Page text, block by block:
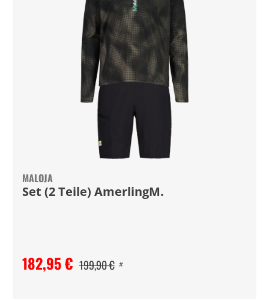
MALOJA
Set (2 Teile) AmerlingM.
182,95 € 199,90 € #